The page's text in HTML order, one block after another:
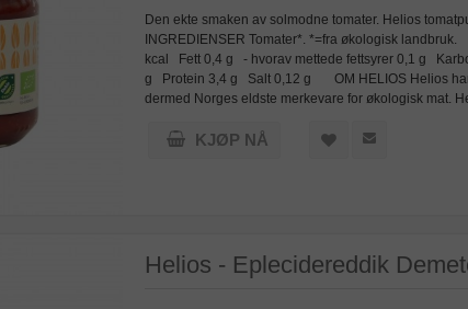
Den ekte smaken av solmodne tomater. Helios
INGREDIENSER Tomater*. *=fra økologisk
kcal Fett 0,4 g - hvorav mettede fettsyrer 0,1 g
g Protein 3,4 g Salt 0,12 g OM HELIOS Helios har
dermed Norges eldste merkevare for økologisk mat.
KJØP NÅ
Helios - Eplecidereddik